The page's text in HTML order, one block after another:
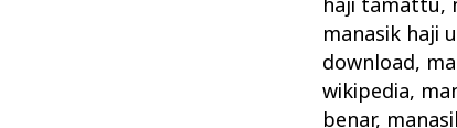
haji tamattu,
manasik haji
download,
wikipedia,
benar,